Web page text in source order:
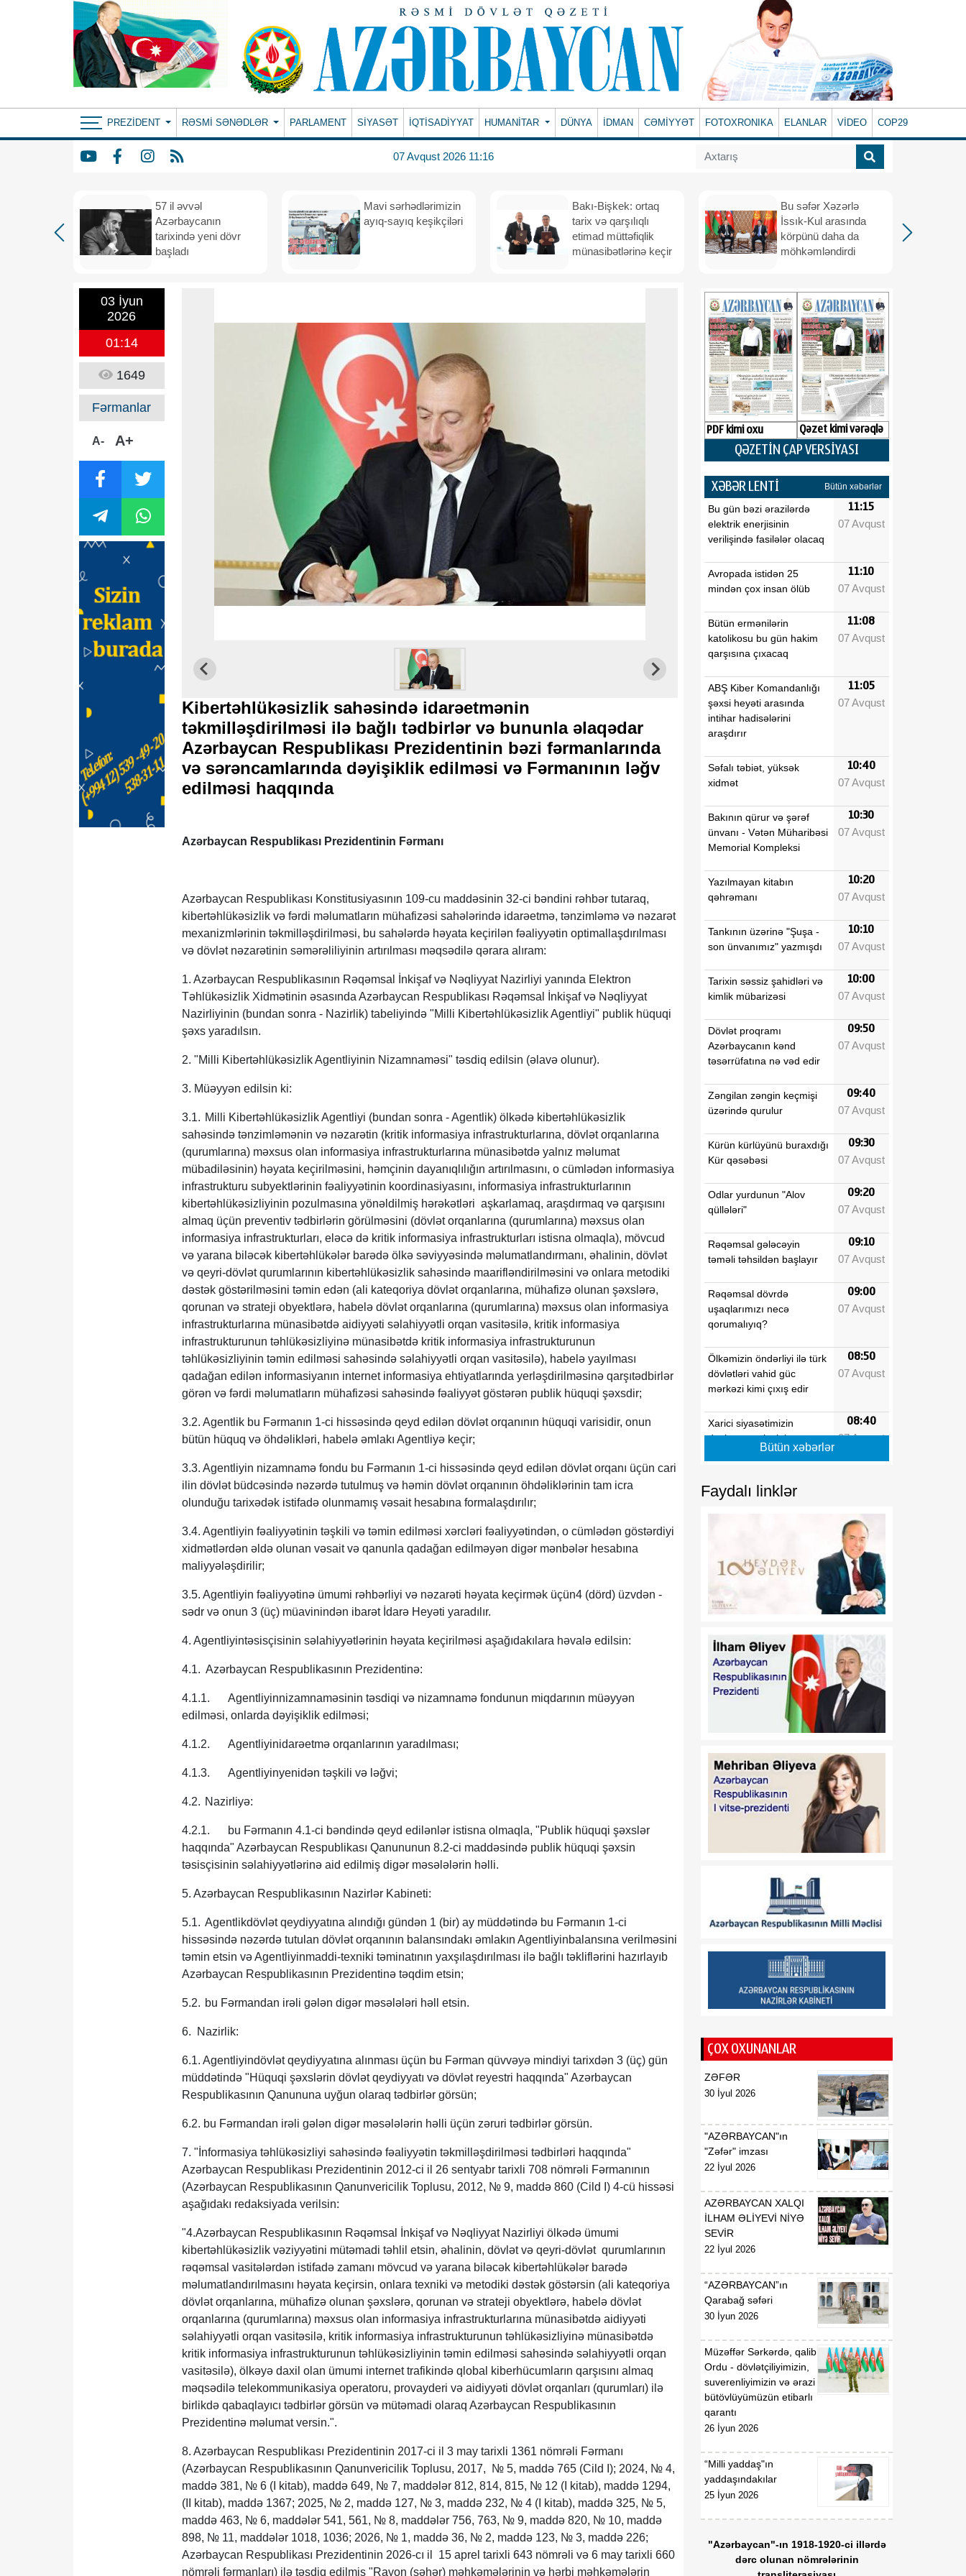
PREZIDENT RƏSMI SƏNƏDLƏR PARLAMENT SİYASƏT İQTİSADİYYAT HUMANITAR DÜNYA İDMAN CƏMİYYƏT FOTOXRONIKA ELANLAR VİDEO COP29
07 Avqust 2026 11:16
57 il əvvəl
Azərbaycanın
tarixində yeni dövr
başladı
Mavi sərhədlərimizin
ayıq-sayıq keşikçiləri
Bakı-Bişkek: ortaq
tarix və qarşılıqlı
etimad müttəfiqlik
münasibətlərinə keçir
Bu səfər Xəzərlə
İssık-Kul arasında
körpünü daha da
möhkəmləndirdi
03 İyun
2026
01:14
1649
Fərmanlar
A- A+
Kibertəhlükəsizlik sahəsində idarəetmənin
təkmilləşdirilməsi ilə bağlı tədbirlər və bununla əlaqədar
Azərbaycan Respublikası Prezidentinin bəzi fərmanlarında
və sərəncamlarında dəyişiklik edilməsi və Fərmanının ləğv
edilməsi haqqında
Azərbaycan Respublikası Prezidentinin Fərmanı
Azərbaycan Respublikası Konstitusiyasının 109-cu maddəsinin 32-ci bəndini rəhbər tutaraq,
kibertəhlükəsizlik və fərdi məlumatların mühafizəsi sahələrində idarəetmə, tənzimləmə və nəzarət
mexanizmlərinin təkmilləşdirilməsi, bu sahələrdə həyata keçirilən fəaliyyətin optimallaşdırılması
və dövlət nəzarətinin səmərəliliyinin artırılması məqsədilə qərara alıram:
1. Azərbaycan Respublikasının Rəqəmsal İnkişaf və Nəqliyyat Nazirliyi yanında Elektron
Təhlükəsizlik Xidmətinin əsasında Azərbaycan Respublikası Rəqəmsal İnkişaf və Nəqliyyat
Nazirliyinin (bundan sonra - Nazirlik) tabeliyində "Milli Kibertəhlükəsizlik Agentliyi" publik hüquqi
şəxs yaradılsın.
2. "Milli Kibertəhlükəsizlik Agentliyinin Nizamnaməsi" təsdiq edilsin (əlavə olunur).
3. Müəyyən edilsin ki:
3.1. Milli Kibertəhlükəsizlik Agentliyi (bundan sonra - Agentlik) ölkədə kibertəhlükəsizlik
sahəsində tənzimləmənin və nəzarətin (kritik informasiya infrastrukturlarına, dövlət orqanlarına
(qurumlarına) məxsus olan informasiya infrastrukturlarına münasibətdə yalnız məlumat
mübadiləsinin) həyata keçirilməsini, həmçinin dayanıqlılığın artırılmasını, o cümlədən informasiya
infrastrukturu subyektlərinin fəaliyyətinin koordinasiyasını, informasiya infrastrukturlarının
kibertəhlükəsizliyinin pozulmasına yönəldilmiş hərəkətləri aşkarlamaq, araşdırmaq və qarşısını
almaq üçün preventiv tədbirlərin görülməsini (dövlət orqanlarına (qurumlarına) məxsus olan
informasiya infrastrukturları, eləcə də kritik informasiya infrastrukturları istisna olmaqla), mövcud
və yarana biləcək kibertəhlükələr barədə ölkə səviyyəsində məlumatlandırmanı, əhalinin, dövlət
və qeyri-dövlət qurumlarının kibertəhlükəsizlik sahəsində maarifləndirilməsini və onlara metodiki
dəstək göstərilməsini təmin edən (ali kateqoriya dövlət orqanlarına, mühafizə olunan şəxslərə,
qorunan və strateji obyektlərə, habelə dövlət orqanlarına (qurumlarına) məxsus olan informasiya
infrastrukturlarına münasibətdə aidiyyəti səlahiyyətli orqan vasitəsilə, kritik informasiya
infrastrukturunun təhlükəsizliyinə münasibətdə kritik informasiya infrastrukturunun
təhlükəsizliyinin təmin edilməsi sahəsində səlahiyyətli orqan vasitəsilə), habelə yayılması
qadağan edilən informasiyanın internet informasiya ehtiyatlarında yerləşdirilməsinə qarşıtədbirlər
görən və fərdi məlumatların mühafizəsi sahəsində fəaliyyət göstərən publik hüquqi şəxsdir;
3.2. Agentlik bu Fərmanın 1-ci hissəsində qeyd edilən dövlət orqanının hüquqi varisidir, onun
bütün hüquq və öhdəlikləri, habelə əmlakı Agentliyə keçir;
3.3. Agentliyin nizamnamə fondu bu Fərmanın 1-ci hissəsində qeyd edilən dövlət orqanı üçün cari
ilin dövlət büdcəsində nəzərdə tutulmuş və həmin dövlət orqanının öhdəliklərinin tam icra
olunduğu tarixədək istifadə olunmamış vəsait hesabına formalaşdırılır;
3.4. Agentliyin fəaliyyətinin təşkili və təmin edilməsi xərcləri fəaliyyətindən, o cümlədən göstərdiyi
xidmətlərdən əldə olunan vəsait və qanunla qadağan edilməyən digər mənbələr hesabına
maliyyələşdirilir;
3.5. Agentliyin fəaliyyətinə ümumi rəhbərliyi və nəzarəti həyata keçirmək üçün4 (dörd) üzvdən -
sədr və onun 3 (üç) müavinindən ibarət İdarə Heyəti yaradılır.
4. Agentliyintəsisçisinin səlahiyyətlərinin həyata keçirilməsi aşağıdakılara həvalə edilsin:
4.1. Azərbaycan Respublikasının Prezidentinə:
4.1.1.
Agentliyinnizamnaməsinin təsdiqi və nizamnamə fondunun miqdarının müəyyən
edilməsi, onlarda dəyişiklik edilməsi;
4.1.2. Agentliyinidarəetmə orqanlarının yaradılması;
4.1.3. Agentliyinyenidən təşkili və ləğvi;
4.2. Nazirliyə:
4.2.1.
bu Fərmanın 4.1-ci bəndində qeyd edilənlər istisna olmaqla, "Publik hüquqi şəxslər
haqqında" Azərbaycan Respublikası Qanununun 8.2-ci maddəsində publik hüquqi şəxsin
təsisçisinin səlahiyyətlərinə aid edilmiş digər məsələlərin həlli.
5. Azərbaycan Respublikasının Nazirlər Kabineti:
5.1. Agentlikdövlət qeydiyyatına alındığı gündən 1 (bir) ay müddətində bu Fərmanın 1-ci
hissəsində nəzərdə tutulan dövlət orqanının balansındakı əmlakın Agentliyinbalansına verilməsini
təmin etsin və Agentliyinmaddi-texniki təminatının yaxşılaşdırılması ilə bağlı təkliflərini hazırlayıb
Azərbaycan Respublikasının Prezidentinə təqdim etsin;
5.2. bu Fərmandan irəli gələn digər məsələləri həll etsin.
6. Nazirlik:
6.1. Agentliyindövlət qeydiyyatına alınması üçün bu Fərman qüvvəyə mindiyi tarixdən 3 (üç) gün
müddətində "Hüquqi şəxslərin dövlət qeydiyyatı və dövlət reyestri haqqında" Azərbaycan
Respublikasının Qanununa uyğun olaraq tədbirlər görsün;
6.2. bu Fərmandan irəli gələn digər məsələlərin həlli üçün zəruri tədbirlər görsün.
7. "İnformasiya təhlükəsizliyi sahəsində fəaliyyətin təkmilləşdirilməsi tədbirləri haqqında"
Azərbaycan Respublikası Prezidentinin 2012-ci il 26 sentyabr tarixli 708 nömrəli Fərmanının
(Azərbaycan Respublikasının Qanunvericilik Toplusu, 2012, № 9, maddə 860 (Cild I) 4-cü hissəsi
aşağıdakı redaksiyada verilsin:
"4.Azərbaycan Respublikasının Rəqəmsal İnkişaf və Nəqliyyat Nazirliyi ölkədə ümumi
kibertəhlükəsizlik vəziyyətini mütəmadi təhlil etsin, əhalinin, dövlət və qeyri-dövlət qurumlarının
rəqəmsal vasitələrdən istifadə zamanı mövcud və yarana biləcək kibertəhlükələr barədə
məlumatlandırılmasını həyata keçirsin, onlara texniki və metodiki dəstək göstərsin (ali kateqoriya
dövlət orqanlarına, mühafizə olunan şəxslərə, qorunan və strateji obyektlərə, habelə dövlət
orqanlarına (qurumlarına) məxsus olan informasiya infrastrukturlarına münasibətdə aidiyyəti
səlahiyyətli orqan vasitəsilə, kritik informasiya infrastrukturunun təhlükəsizliyinə münasibətdə
kritik informasiya infrastrukturunun təhlükəsizliyinin təmin edilməsi sahəsində səlahiyyətli orqan
vasitəsilə), ölkəyə daxil olan ümumi internet trafikində qlobal kiberhücumların qarşısını almaq
məqsədilə telekommunikasiya operatoru, provayderi və aidiyyəti dövlət orqanları (qurumları) ilə
birlikdə qabaqlayıcı tədbirlər görsün və mütəmadi olaraq Azərbaycan Respublikasının
Prezidentinə məlumat versin.".
8. Azərbaycan Respublikası Prezidentinin 2017-ci il 3 may tarixli 1361 nömrəli Fərmanı
(Azərbaycan Respublikasının Qanunvericilik Toplusu, 2017, № 5, maddə 765 (Cild I); 2024, № 4,
maddə 381, № 6 (I kitab), maddə 649, № 7, maddələr 812, 814, 815, № 12 (I kitab), maddə 1294,
(II kitab), maddə 1367; 2025, № 2, maddə 127, № 3, maddə 232, № 4 (I kitab), maddə 325, № 5,
maddə 463, № 6, maddələr 541, 561, № 8, maddələr 756, 763, № 9, maddə 820, № 10, maddə
898, № 11, maddələr 1018, 1036; 2026, № 1, maddə 36, № 2, maddə 123, № 3, maddə 226;
Azərbaycan Respublikası Prezidentinin 2026-cı il 15 aprel tarixli 643 nömrəli və 6 may tarixli 660
nömrəli fərmanları) ilə təsdiq edilmiş "Rayon (şəhər) məhkəmələrinin və hərbi məhkəmələrin
PDF kimi oxu Qəzet kimi vərəqlə
QƏZETİN ÇAP VERSİYASI
XƏBƏR LENTİ Bütün xəbərlər
Bu gün bəzi ərazilərdə
elektrik enerjisinin
verilişində fasilələr olacaq
11:15
07 Avqust
Avropada istidən 25
mindən çox insan ölüb
11:10
07 Avqust
Bütün ermənilərin
katolikosu bu gün hakim
qarşısına çıxacaq
11:08
07 Avqust
ABŞ Kiber Komandanlığı
şəxsi heyəti arasında
intihar hadisələrini
araşdırır
11:05
07 Avqust
Səfalı təbiət, yüksək
xidmət
10:40
07 Avqust
Bakının qürur və şərəf
ünvanı - Vətən Müharibəsi
Memorial Kompleksi
10:30
07 Avqust
Yazılmayan kitabın
qəhrəmanı
10:20
07 Avqust
Tankının üzərinə "Şuşa -
son ünvanımız" yazmışdı
10:10
07 Avqust
Tarixin səssiz şahidləri və
kimlik mübarizəsi
10:00
07 Avqust
Dövlət proqramı
Azərbaycanın kənd
təsərrüfatına nə vəd edir
09:50
07 Avqust
Zəngilan zəngin keçmişi
üzərində qurulur
09:40
07 Avqust
Kürün kürlüyünü buraxdığı
Kür qəsəbəsi
09:30
07 Avqust
Odlar yurdunun "Alov
qüllələri"
09:20
07 Avqust
Rəqəmsal gələcəyin
təməli təhsildən başlayır
09:10
07 Avqust
Rəqəmsal dövrdə
uşaqlarımızı necə
qorumalıyıq?
09:00
07 Avqust
Ölkəmizin öndərliyi ilə türk
dövlətləri vahid güc
mərkəzi kimi çıxış edir
08:50
07 Avqust
Xarici siyasətimizin
dəyişməz prinsipi
08:40
07 Avqust
Qafqazda İsveçrənin
mühüm tərəfdaşıdır
memarlarından biridir
08:20
07 Avqust
Çolpon-Ata Bəyannaməsi:
Azərbaycan-Mərkəzi Asiya
əməkdaşlığının yeni
strateji mərhələsi
08:10
07 Avqust
Unikal inkişaf və
tərəfdaşlıq modeli
08:00
07 Avqust
Bütün xəbərlər
Faydalı linklər
ÇOX OXUNANLAR
ZƏFƏR
30 İyul 2026
"AZƏRBAYCAN"ın
"Zəfər" imzası
22 İyul 2026
AZƏRBAYCAN XALQI
İLHAM ƏLİYEVİ NİYƏ
SEVİR
22 İyul 2026
“AZƏRBAYCAN”ın
Qarabağ səfəri
30 İyun 2026
Müzəffər Sərkərdə, qalib
Ordu - dövlətçiliyimizin,
suverenliyimizin və ərazi
bütövlüyümüzün etibarlı
qarantı
26 İyun 2026
“Milli yaddaş"ın
yaddaşındakılar
25 İyun 2026
"Azərbaycan"-ın 1918-1920-ci illərdə
dərc olunan nömrələrinin